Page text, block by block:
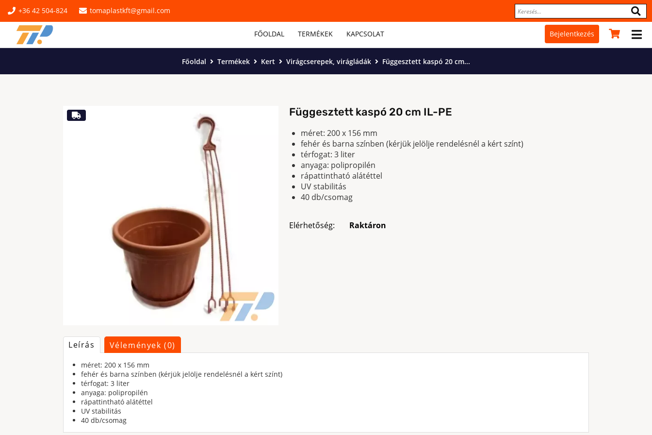
+36 42 504-824 tomaplastkft@gmail.com
FŐOLDAL TERMÉKEK KAPCSOLAT Bejelentkezés
Főoldal Termékek Kert Virágcserepek, virágládák Függesztett kaspó 20 cm...
Függesztett kaspó 20 cm IL-PE
méret: 200 x 156 mm
fehér és barna színben (kérjük jelölje rendelésnél a kért színt)
térfogat: 3 liter
anyaga: polipropilén
rápattintható alátéttel
UV stabilitás
40 db/csomag
Elérhetőség: Raktáron
Leírás Vélemények (0)
méret: 200 x 156 mm
fehér és barna színben (kérjük jelölje rendelésnél a kért színt)
térfogat: 3 liter
anyaga: polipropilén
rápattintható alátéttel
UV stabilitás
40 db/csomag